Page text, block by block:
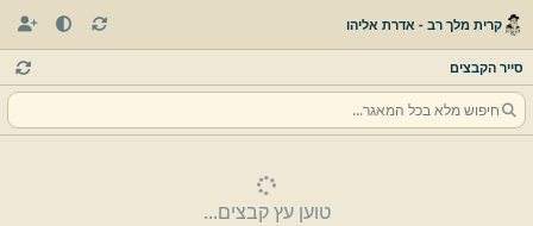
קרית מלך רב - אדרת אליהו
סייר הקבצים
טוען עץ קבצים...